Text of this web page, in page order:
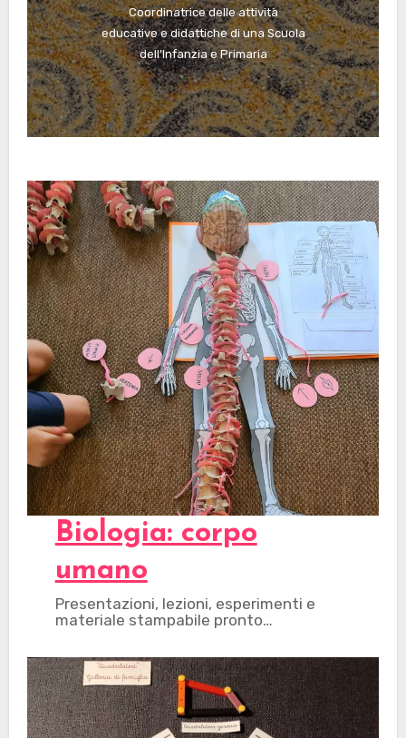
Coordinatrice delle attività
educative e didattiche di una Scuola
dell’Infanzia e Primaria
Biologia: corpo
umano
Presentazioni, lezioni, esperimenti e
materiale stampabile pronto…